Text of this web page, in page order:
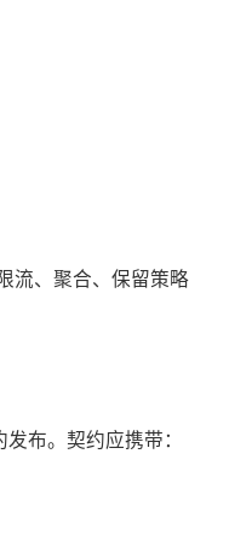
流、聚合、保留策略
布。契约应携带：